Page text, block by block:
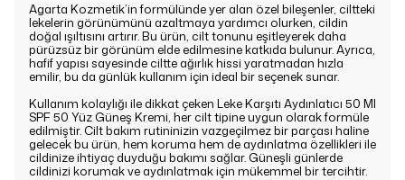
Agarta Kozmetik’in formülünde yer alan özel bileşenler, ciltteki
lekelerin görünümünü azaltmaya yardımcı olurken, cildin
doğal ışıltısını artırır. Bu ürün, cilt tonunu eşitleyerek daha
pürüzsüz bir görünüm elde edilmesine katkıda bulunur. Ayrıca,
hafif yapısı sayesinde ciltte ağırlık hissi yaratmadan hızla
emilir, bu da günlük kullanım için ideal bir seçenek sunar.
Kullanım kolaylığı ile dikkat çeken Leke Karşıtı Aydınlatıcı 50 Ml
SPF 50 Yüz Güneş Kremi, her cilt tipine uygun olarak formüle
edilmiştir. Cilt bakım rutininizin vazgeçilmez bir parçası haline
gelecek bu ürün, hem koruma hem de aydınlatma özellikleri ile
cildinize ihtiyaç duyduğu bakımı sağlar. Güneşli günlerde
cildinizi korumak ve aydınlatmak için mükemmel bir tercihtir.